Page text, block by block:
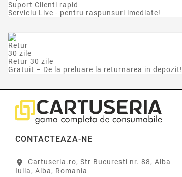
Suport Clienti rapid
Serviciu Live - pentru raspunsuri imediate!
Retur 30 zile
Gratuit – De la preluare la returnarea in depozit!
CONTACTEAZA-NE
location_on
Cartuseria.ro, Str Bucuresti nr. 88, Alba
Iulia, Alba, Romania